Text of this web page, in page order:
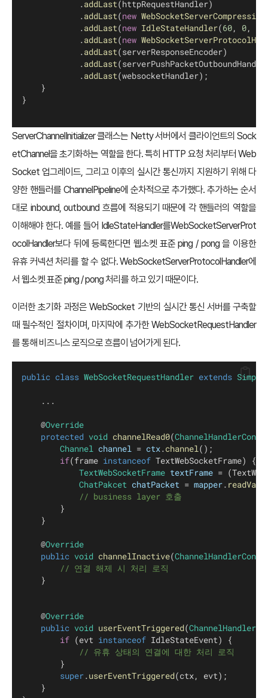
            .
addLast(httpRequestHandler)
            .
addLast(new
            .
addLast(new IdleStateHandler(60, 0,
            .
addLast(new
            .
addLast(serverResponseEncoder)
            .
addLast
            .
addLast(websocketHandler);
    }
}
ServerChannelInitializer 클래스는 Netty 서버에서 클라이언트의 Sock
etChannel을 초기화하는 역할을 한다. 특히 HTTP 요청 처리부터 Web
Socket 업그레이드, 그리고 이후의 실시간 통신까지 지원하기 위해 다
양한 핸들러를 ChannelPipeline에 순차적으로 추가했다. 추가하는 순서
대로 inbound, outbound 흐름에 적용되기 때문에 각 핸들러의 역할을
이해해야 한다. 예를 들어 IdleStateHandler를WebSocketServerProt
ocolHandler보다 뒤에 등록한다면 웹소켓 표준 ping / pong 을 이용한
유휴 커넥션 처리를 할 수 없다. WebSocketServerProtocolHandler에
서 웹소켓 표준 ping / pong 처리를 하고 있기 때문이다.
이러한 초기화 과정은 WebSocket 기반의 실시간 통신 서버를 구축할
때 필수적인 절차이며, 마지막에 추가한 WebSocketRequestHandler
를 통해 비즈니스 로직으로 흐름이 넘어가게 된다.
public class WebSocketRequestHandler extends
    ...
    @
Override
protected void channelRead0(
Channel channel = ctx.channel();
if(frame instanceof TextWebSocketFrame) {
TextWebSocketFrame textFrame =
ChatPakcet chatPacket = mapper.
// business layer 호출
        }
    }
    @
Override
public void channelInactive(
// 연결 해제 시 처리 로직
    }
    @
Override
public void userEventTriggered(
if (evt instanceof IdleStateEvent) {
// 유휴 상태의 연결에 대한 처리 로
        }
super.userEventTriggered(ctx, evt);
    }